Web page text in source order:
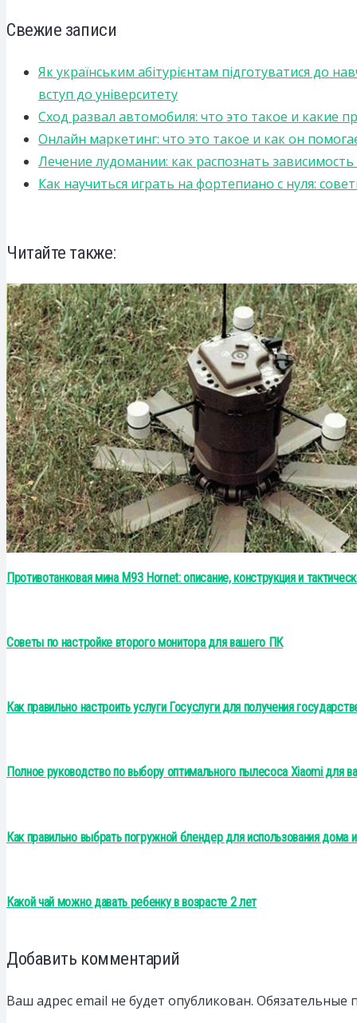
Свежие записи
Як українським абітурієнтам підготуватися до
вступ до університету
Сход развал автомобиля: что это такое и какие
Онлайн маркетинг: что это такое и как он
Лечение лудомании: как распознать
Как научиться играть на фортепиано с нуля:
Читайте также:
Противотанковая мина M93 Hornet: описание, конструкция и
Советы по настройке второго монитора для вашего ПК
Как правильно настроить услуги Госуслуги для получения
Полное руководство по выбору оптимального пылесоса Xiaomi для
Как правильно выбрать погружной блендер для использования дома
Какой чай можно давать ребенку в возрасте 2 лет
Добавить комментарий
Ваш адрес email не будет опубликован. Обязательные